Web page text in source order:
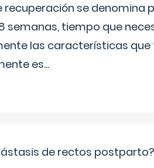
recuperación se denomina
semanas, tiempo que
las características que
es...
de rectos postparto?